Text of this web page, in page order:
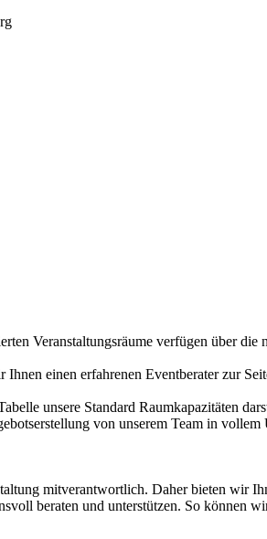
Veranstaltungsräume verfügen über
einen erfahrenen Eventberater zur
unsere Standard Raumkapazitäten
von unserem Team in
mitverantwortlich. Daher bieten wir
beraten und unterstützen. So können